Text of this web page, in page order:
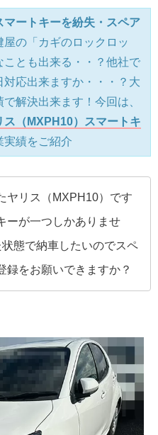
マートキーを紛失・スペア
屋の「カギのロックロッ
とも出来る・・？他社で
応出来ますか・・・？大
解決出来ます！今回は、
ス（MXPH10）スマートキ
実績をご紹介
ヤリス（MXPH10）です
ーが一つしかありませ
態で納車したいのでスペ
録をお願いできますか？